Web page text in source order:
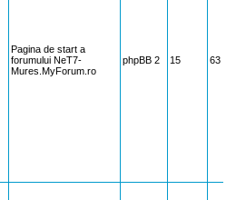
Pagina de start a
forumului NeT7-
Mures.MyForum.ro
phpBB 2 15 63